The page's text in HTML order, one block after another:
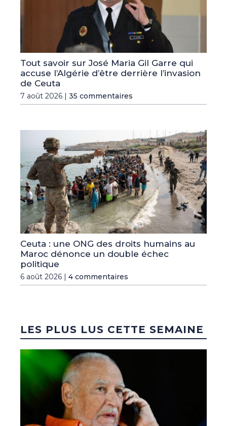
Tout savoir sur José Maria Gil Garre qui
accuse l’Algérie d’être derrière l’invasion
de Ceuta
7 août 2026 | 35 commentaires
Ceuta : une ONG des droits humains au
Maroc dénonce un double échec
politique
6 août 2026 | 4 commentaires
LES PLUS LUS CETTE SEMAINE